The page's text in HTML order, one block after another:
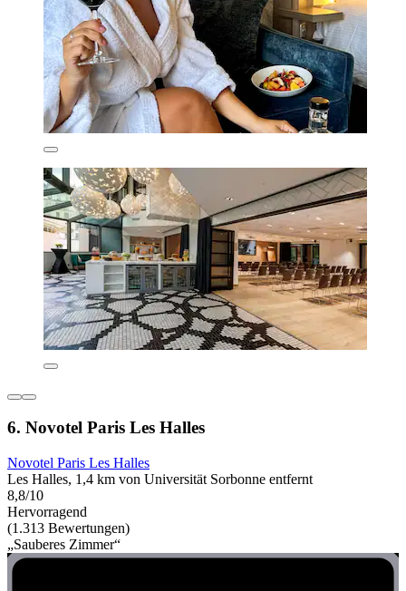
6. Novotel Paris Les Halles
Novotel Paris Les Halles
Les Halles, 1,4 km von Universität Sorbonne entfernt
8,8/10
Hervorragend
(1.313 Bewertungen)
„Sauberes Zimmer“